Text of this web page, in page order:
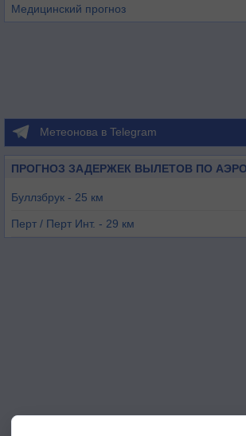
Медицинский прогноз
Метеонова в Telegram
ПРОГНОЗ ЗАДЕРЖЕК ВЫЛЕТОВ ПО
Буллзбрук - 25 км
Перт / Перт Инт. - 29 км